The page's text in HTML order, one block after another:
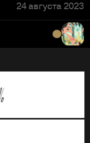
24 августа 2023